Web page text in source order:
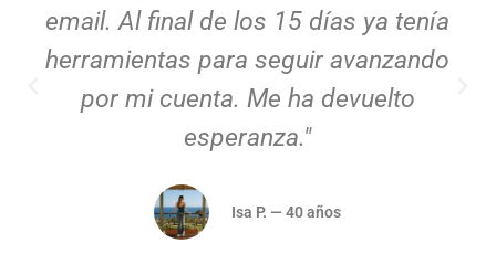
ayudaron muchísimo. No solo
duermo mejor, sino que siento más
seguridad durante el día."